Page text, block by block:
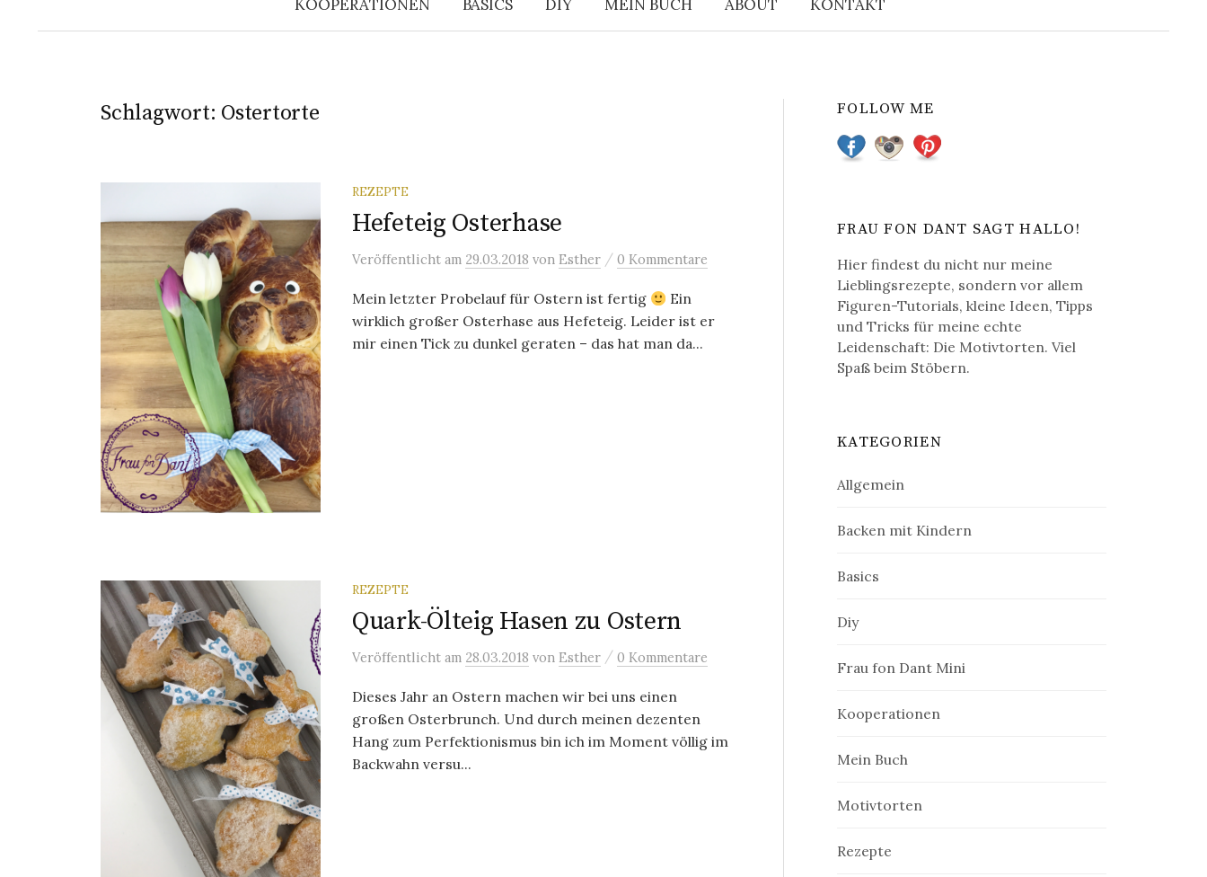
KOOPERATIONEN BASICS DIY MEIN BUCH ABOUT KONTAKT
Schlagwort: Ostertorte
REZEPTE
Hefeteig Osterhase
Veröffentlicht am 29.03.2018 von Esther / 0 Kommentare
Mein letzter Probelauf für Ostern ist fertig
Ein
wirklich großer Osterhase aus Hefeteig. Leider ist er
mir einen Tick zu dunkel geraten – das hat man da...
REZEPTE
Quark-Ölteig Hasen zu Ostern
Veröffentlicht am 28.03.2018 von Esther / 0 Kommentare
Dieses Jahr an Ostern machen wir bei uns einen
großen Osterbrunch. Und durch meinen dezenten
Hang zum Perfektionismus bin ich im Moment völlig im
Backwahn versu...
FOLLOW ME
FRAU FON DANT SAGT HALLO!
Hier findest du nicht nur meine
Lieblingsrezepte, sondern vor allem
Figuren-Tutorials, kleine Ideen, Tipps
und Tricks für meine echte
Leidenschaft: Die Motivtorten. Viel
Spaß beim Stöbern.
KATEGORIEN
Allgemein
Backen mit Kindern
Basics
Diy
Frau fon Dant Mini
Kooperationen
Mein Buch
Motivtorten
Rezepte